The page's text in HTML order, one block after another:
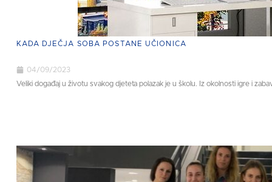
KADA DJEČJA SOBA POSTANE UČIONICA
04/09/2023
Veliki događaj u životu svakog djeteta polazak je u školu. Iz okolnosti igre i